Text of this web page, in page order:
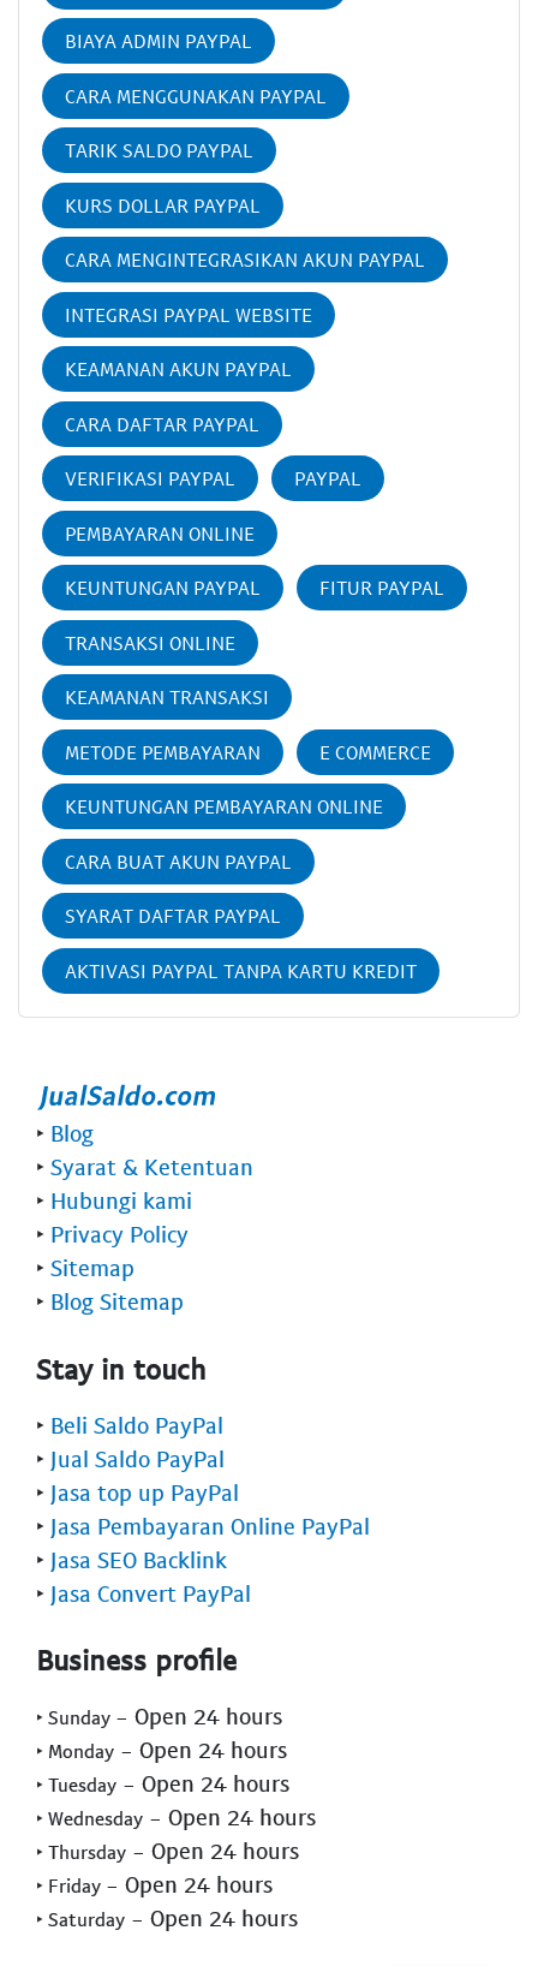
BIAYA ADMIN PAYPAL
CARA MENGGUNAKAN PAYPAL
TARIK SALDO PAYPAL
KURS DOLLAR PAYPAL
CARA MENGINTEGRASIKAN AKUN PAYPAL
INTEGRASI PAYPAL WEBSITE
KEAMANAN AKUN PAYPAL
CARA DAFTAR PAYPAL
VERIFIKASI PAYPAL PAYPAL
PEMBAYARAN ONLINE
KEUNTUNGAN PAYPAL FITUR PAYPAL
TRANSAKSI ONLINE
KEAMANAN TRANSAKSI
METODE PEMBAYARAN E COMMERCE
KEUNTUNGAN PEMBAYARAN ONLINE
CARA BUAT AKUN PAYPAL
SYARAT DAFTAR PAYPAL
AKTIVASI PAYPAL TANPA KARTU KREDIT
‣ Blog
‣ Syarat & Ketentuan
‣ Hubungi kami
‣ Privacy Policy
‣ Sitemap
‣ Blog Sitemap
Stay in touch
‣ Beli Saldo PayPal
‣ Jual Saldo PayPal
‣ Jasa top up PayPal
‣ Jasa Pembayaran Online PayPal
‣ Jasa SEO Backlink
‣ Jasa Convert PayPal
Business profile
‣ Sunday - Open 24 hours
‣ Monday - Open 24 hours
‣ Tuesday - Open 24 hours
‣ Wednesday - Open 24 hours
‣ Thursday - Open 24 hours
‣ Friday - Open 24 hours
‣ Saturday - Open 24 hours